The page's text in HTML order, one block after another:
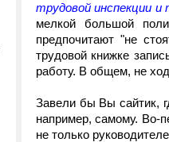
трудовой инспекции и
мелкой большой
предпочитают "не
трудовой книжке
работу. В общем, не
Завели бы Вы сайтик,
например, самому. Во-
не только